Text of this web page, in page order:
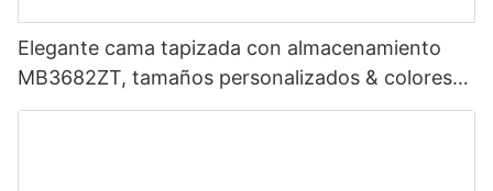
Elegante cama tapizada con almacenamiento
MB3682ZT, tamaños personalizados & colores
Precio de fábrica - Muebles JLH